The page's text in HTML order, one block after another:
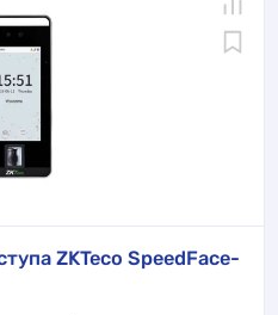
ZKTeco SpeedFace-